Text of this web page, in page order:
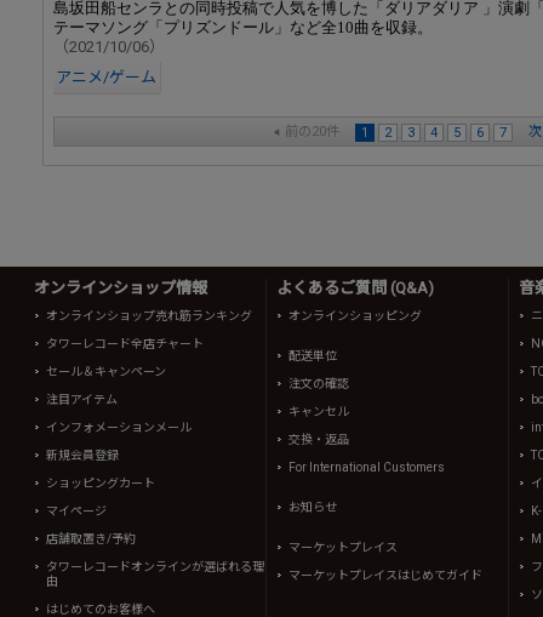
島坂田船センラとの同時投稿で人気を博した「ダリアダリア 」演劇
テーマソング「プリズンドール」など全10曲を収録。
（2021/10/06）
アニメ/ゲーム
前の20件 1 2 3 4 5 6 7
オンラインショップ情報
オンラインショップ売れ筋ランキング
タワーレコード全店チャート
セール＆キャンペーン
注目アイテム
インフォメーションメール
新規会員登録
ショッピングカート
マイページ
店舗取置き/予約
タワーレコードオンラインが選ばれる理
由
はじめてのお客様へ
よくあるご質問 (Q&A)
オンラインショッピング
配送単位
注文の確認
キャンセル
交換・返品
For International Customers
お知らせ
マーケットプレイス
マーケットプレイスはじめてガイド
音